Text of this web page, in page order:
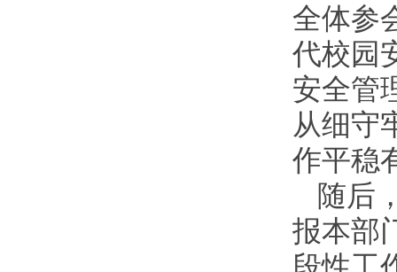
全体参
代校园
安全管
从细守
作平稳
随后
报本部